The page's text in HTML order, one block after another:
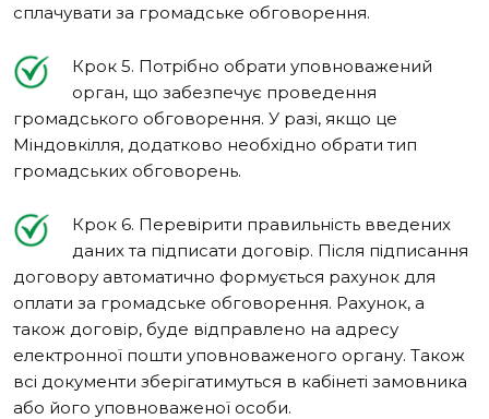
сплачувати за громадське обговорення.
Крок 5. Потрібно обрати уповноважений
орган, що забезпечує проведення
громадського обговорення. У разі, якщо це
Міндовкілля, додатково необхідно обрати тип
громадських обговорень.
Крок 6. Перевірити правильність введених
даних та підписати договір. Після підписання
договору автоматично формується рахунок для
оплати за громадське обговорення. Рахунок, а
також договір, буде відправлено на адресу
електронної пошти уповноваженого органу. Також
всі документи зберігатимуться в кабінеті замовника
або його уповноваженої особи.